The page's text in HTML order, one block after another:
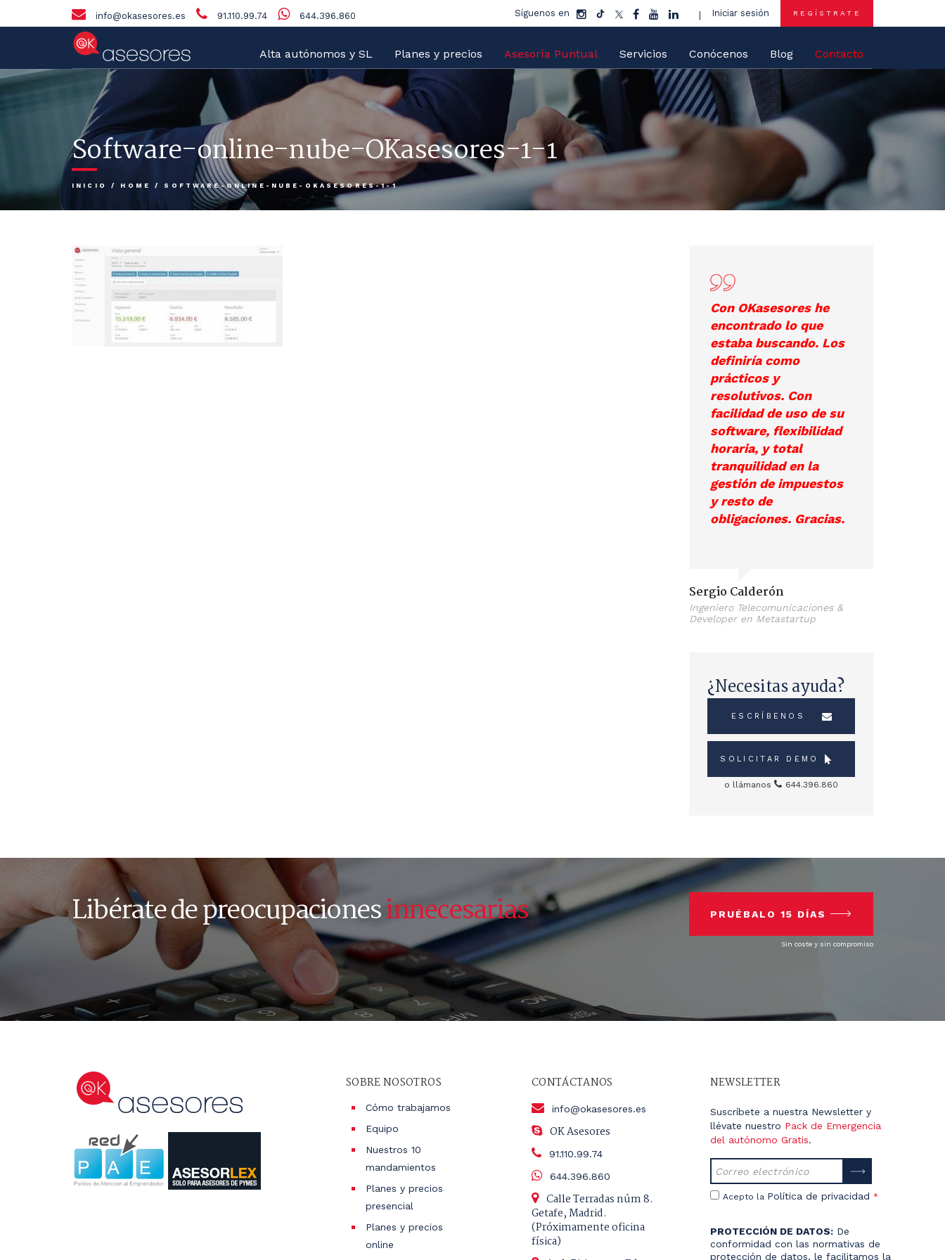
info@okasesores.es 91.110.99.74 644.396.860 Síguenos en Iniciar sesión REGÍSTRATE
Alta autónomos y SL Planes y precios Asesoría Puntual Servicios Conócenos Blog Contacto
Software-online-nube-OKasesores-1-1
INICIO / HOME / SOFTWARE-ONLINE-NUBE-OKASESORES-1-1
Con OKasesores he
encontrado lo que
estaba buscando. Los
definiría como
prácticos y
resolutivos. Con
facilidad de uso de su
software, flexibilidad
horaria, y total
tranquilidad en la
gestión de impuestos
y resto de
obligaciones. Gracias.
Sergio Calderón
Ingeniero Telecomunicaciones &
Developer en Metastartup
¿Necesitas ayuda?
ESCRÍBENOS
SOLICITAR DEMO
o llámanos 644.396.860
Libérate de preocupacionesinnecesarias PRUÉBALO 15 DÍAS
Sin coste y sin compromiso
SOBRE NOSOTROS
Cómo trabajamos
Equipo
Nuestros 10
mandamientos
Planes y precios
presencial
Planes y precios
online
CONTÁCTANOS
info@okasesores.es
OK Asesores
91.110.99.74
644.396.860
Calle Terradas núm 8.
Getafe, Madrid.
(Próximamente oficina
física)
NEWSLETTER
Suscríbete a nuestra Newsletter y
llévate nuestro Pack de Emergencia
del autónomo Gratis.
Acepto la Política de privacidad *
PROTECCIÓN DE DATOS:De
conformidad con las normativas de
protección de datos, le facilitamos la